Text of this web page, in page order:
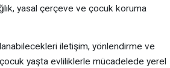
yasal çerçeve ve çocuk koruma
iletişim, yönlendirme ve
çocuk yaşta evliliklerle mücadelede yerel